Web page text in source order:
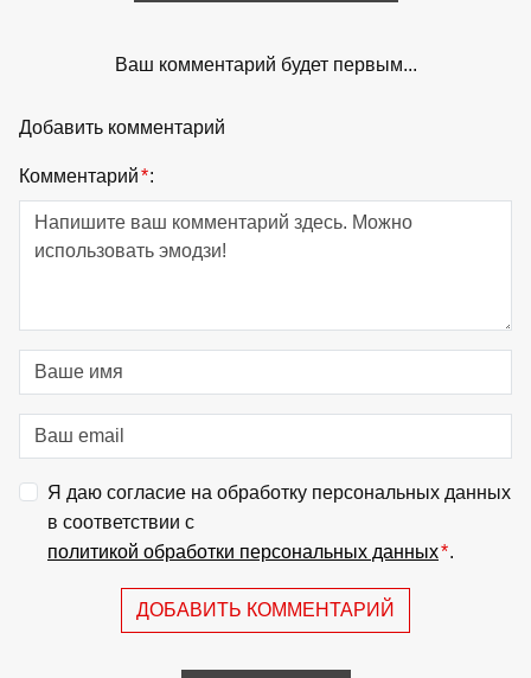
Ваш комментарий будет первым...
Добавить комментарий
Комментарий*:
Я даю согласие на обработку персональных данных
в соответствии с
политикой обработки персональных данных*.
ДОБАВИТЬ КОММЕНТАРИЙ